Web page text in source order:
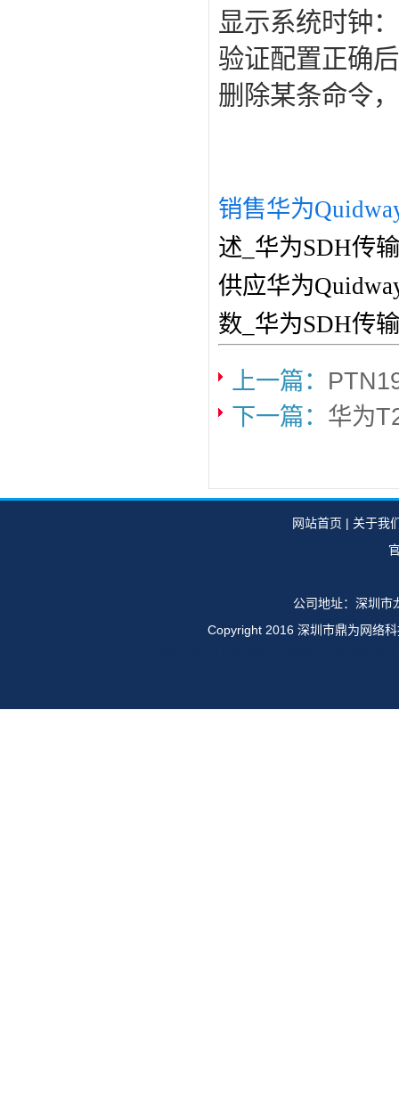
显示系统时钟
验证配置正确
删除某条命令
销售华为
述_华为SDH传
供应华为
数_华为SDH传
上一篇：
下一篇： 华为
网站首页 | 关于我
公司地址：深圳市
Copyright 2016 深圳市鼎为网络